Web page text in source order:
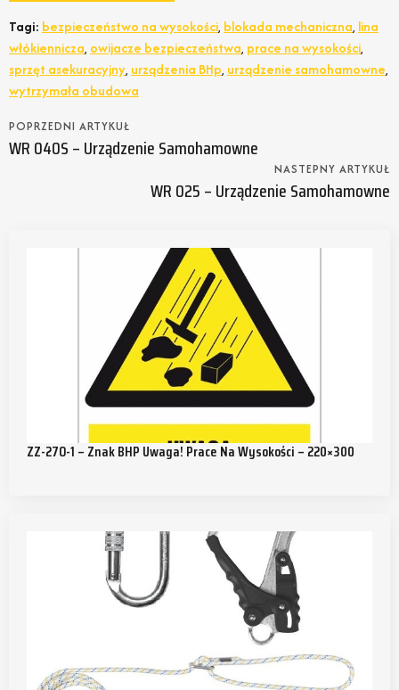
Tagi: bezpieczeństwo na wysokości, blokada mechaniczna, lina
włókiennicza, owijacze bezpieczeństwa, prace na wysokości,
sprzęt asekuracyjny, urządzenia BHp, urządzenie samohamowne,
wytrzymała obudowa
POPRZEDNI ARTYKUŁ
WR 040S – Urządzenie Samohamowne
NASTEPNY ARTYKUŁ
WR 025 – Urządzenie Samohamowne
ZZ-27O-1 – Znak BHP Uwaga! Prace Na Wysokości – 220×300